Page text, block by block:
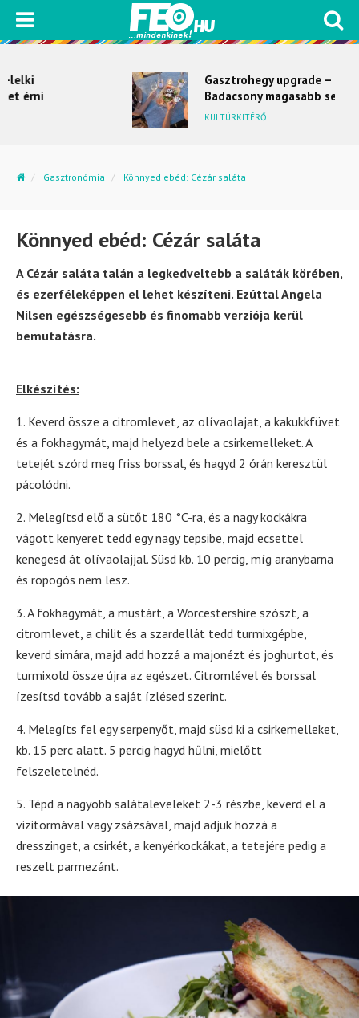
Gasztrohegy upgrade –
Badacsony magasabb sebességbe
kapcsol
KULTÚRKITÉRŐ
Gasztronómia Könnyed ebéd: Cézár saláta
Könnyed ebéd: Cézár saláta
A Cézár saláta talán a legkedveltebb a saláták körében,
és ezerféleképpen el lehet készíteni. Ezúttal Angela
Nilsen egészségesebb és finomabb verziója kerül
bemutatásra.
Elkészítés:
1. Keverd össze a citromlevet, az olívaolajat, a kakukkfüvet
és a fokhagymát, majd helyezd bele a csirkemelleket. A
tetejét szórd meg friss borssal, és hagyd 2 órán keresztül
pácolódni.
2. Melegítsd elő a sütőt 180 °C-ra, és a nagy kockákra
vágott kenyeret tedd egy nagy tepsibe, majd ecsettel
kenegesd át olívaolajjal. Süsd kb. 10 percig, míg aranybarna
és ropogós nem lesz.
3. A fokhagymát, a mustárt, a Worcestershire szószt, a
citromlevet, a chilit és a szardellát tedd turmixgépbe,
keverd simára, majd add hozzá a majonézt és joghurtot, és
turmixold össze újra az egészet. Citromlével és borssal
ízesítsd tovább a saját ízlésed szerint.
4. Melegíts fel egy serpenyőt, majd süsd ki a csirkemelleket,
kb. 15 perc alatt. 5 percig hagyd hűlni, mielőtt
felszeletelnéd.
5. Tépd a nagyobb salátaleveleket 2-3 részbe, keverd el a
vizitormával vagy zsázsával, majd adjuk hozzá a
dresszinget, a csirkét, a kenyérkockákat, a tetejére pedig a
reszelt parmezánt.